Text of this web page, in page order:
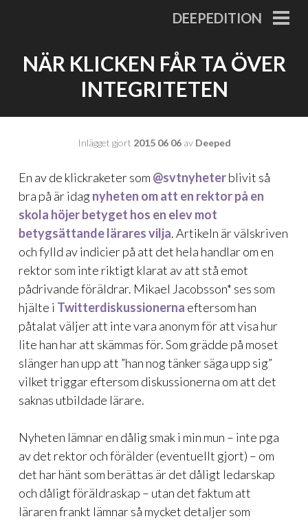
DEEPEDITION
NÄR KLICKEN FÅR TA ÖVER
INTEGRITETEN
Inlägget gjort 2015 06 06av Deeped
En av de klickraketer som @svtnyheterblivit så
bra på är idagnyheten om att en rektor på en
skola höjer betyget hos en elev mot
betygsättande lärares vilja. Artikeln är välskriven
och fylld av indicier på att det hela handlar om en
rektor som inte riktigt klarat av att stå emot
pådrivande föräldrar. Mikael Jacobsson* ses som
hjälte i Twitterdiskussionerna eftersom han
påtalat väljer att inte vara anonym för att visa hur
lite han har att skämmas för. Som grädde på moset
slänger han upp att ”han nog tänker säga upp sig”
vilket triggar eftersom diskussionerna om att det
saknas utbildade lärare.
Nyheten lämnar en dålig smak i min mun – inte pga
av det rektor och förälder (eventuellt gjort) – om
det har hänt som berättas är det dåligt ledarskap
och dåligt föräldraskap – utan det faktum att
läraren frankt lämnar så mycket detaljer som